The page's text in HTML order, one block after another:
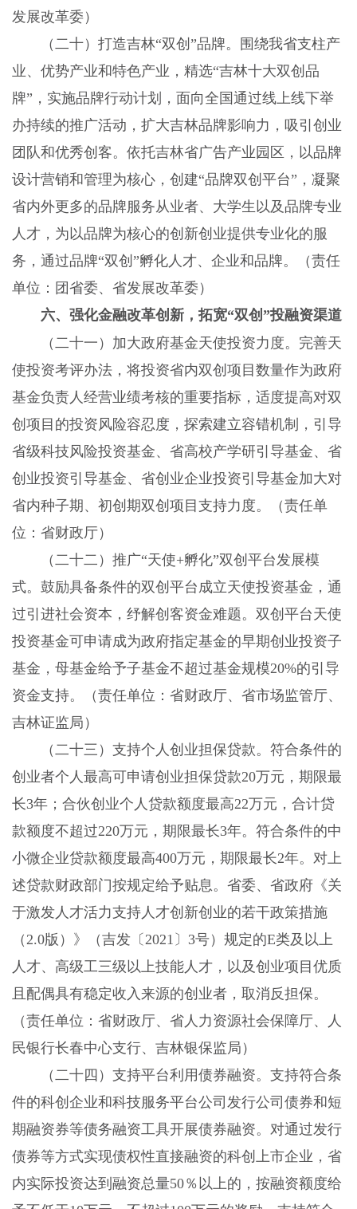
发展改革委）
（二十）打造吉林“双创”品牌。围绕我省支柱产
业、优势产业和特色产业，精选“吉林十大双创品
牌”，实施品牌行动计划，面向全国通过线上线下举
办持续的推广活动，扩大吉林品牌影响力，吸引创业
团队和优秀创客。依托吉林省广告产业园区，以品牌
设计营销和管理为核心，创建“品牌双创平台”，凝聚
省内外更多的品牌服务从业者、大学生以及品牌专业
人才，为以品牌为核心的创新创业提供专业化的服
务，通过品牌“双创”孵化人才、企业和品牌。（责任
单位：团省委、省发展改革委）
六、强化金融改革创新，拓宽“双创”投融资渠道
（二十一）加大政府基金天使投资力度。完善天
使投资考评办法，将投资省内双创项目数量作为政府
基金负责人经营业绩考核的重要指标，适度提高对双
创项目的投资风险容忍度，探索建立容错机制，引导
省级科技风险投资基金、省高校产学研引导基金、省
创业投资引导基金、省创业企业投资引导基金加大对
省内种子期、初创期双创项目支持力度。（责任单
位：省财政厅）
（二十二）推广“天使+孵化”双创平台发展模
式。鼓励具备条件的双创平台成立天使投资基金，通
过引进社会资本，纾解创客资金难题。双创平台天使
投资基金可申请成为政府指定基金的早期创业投资子
基金，母基金给予子基金不超过基金规模20%的引导
资金支持。（责任单位：省财政厅、省市场监管厅、
吉林证监局）
（二十三）支持个人创业担保贷款。符合条件的
创业者个人最高可申请创业担保贷款20万元，期限最
长3年；合伙创业个人贷款额度最高22万元，合计贷
款额度不超过220万元，期限最长3年。符合条件的中
小微企业贷款额度最高400万元，期限最长2年。对上
述贷款财政部门按规定给予贴息。省委、省政府《关
于激发人才活力支持人才创新创业的若干政策措施
（2.0版）》（吉发〔2021〕3号）规定的E类及以上
人才、高级工三级以上技能人才，以及创业项目优质
且配偶具有稳定收入来源的创业者，取消反担保。
（责任单位：省财政厅、省人力资源社会保障厅、人
民银行长春中心支行、吉林银保监局）
（二十四）支持平台利用债券融资。支持符合条
件的科创企业和科技服务平台公司发行公司债券和短
期融资券等债务融资工具开展债券融资。对通过发行
债券等方式实现债权性直接融资的科创上市企业，省
内实际投资达到融资总量50％以上的，按融资额度给